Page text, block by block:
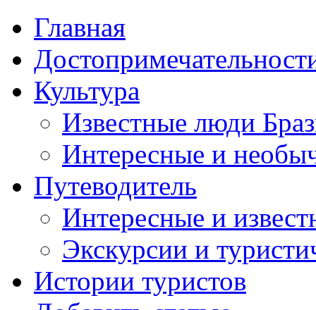
Главная
Культура
Известные люди
Интересные и
Путеводитель
Интересные и
Экскурсии и
Истории туристов